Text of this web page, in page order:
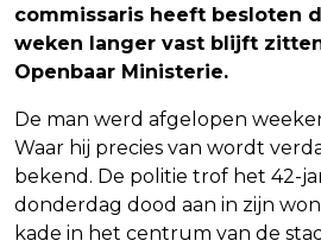
commissaris heeft besloten
weken langer vast blijft
Openbaar Ministerie.
De man werd afgelopen
Waar hij precies van wordt
bekend. De politie trof het 42-
donderdag dood aan in zijn
kade in het centrum van de